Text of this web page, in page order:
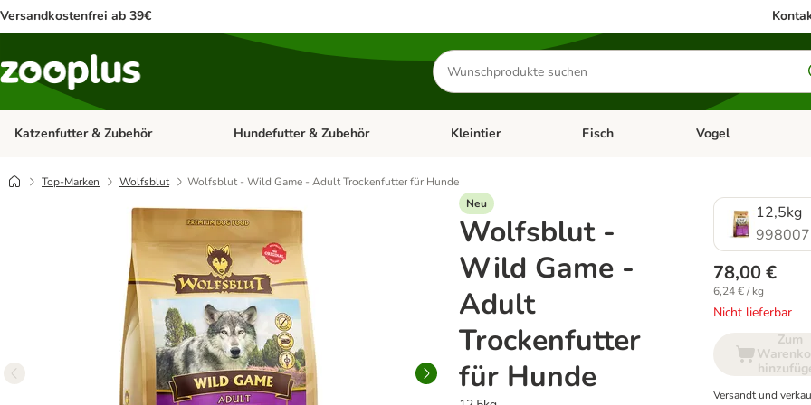
Versandkostenfrei ab 39€
Produkte
suchen
Katzenfutter & Zubehör Kategorie-Menü öffnen: Katzenfutter & Zubehör
Hundefutter & Zubehör Kategorie-Menü öffnen: Hundefutter & Zubehör
Kleintier Kategorie-Menü öffnen: Kleintier
Fisch Kategorie-Menü
Vogel
Top-Marken Wolfsblut
Wolfsblut - Wild Game - Adult Trockenfutter für Hunde
Neu
Wolfsblut -
Wild Game -
Adult
Trockenfutter
für Hunde
12,5kg
78,00 €
6,24 € / kg
Nicht lieferbar
Zum
Versandt und